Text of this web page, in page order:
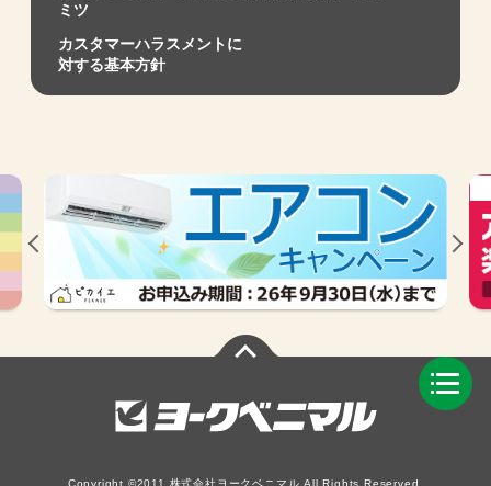
ミツ
カスタマーハラスメントに
対する基本方針
Copyright ©2011 株式会社ヨークベニマル All Rights Reserved.